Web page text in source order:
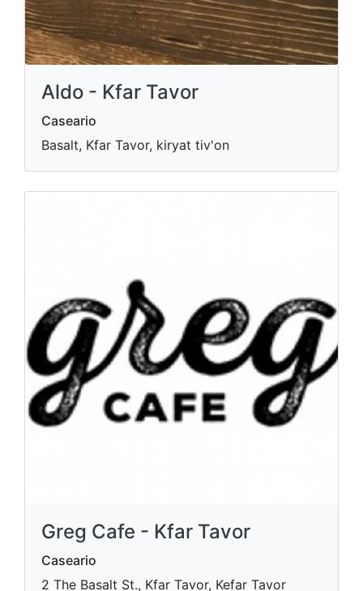
Aldo - Kfar Tavor
Caseario
Basalt, Kfar Tavor, kiryat tiv'on
Greg Cafe - Kfar Tavor
Caseario
2 The Basalt St., Kfar Tavor, Kefar Tavor